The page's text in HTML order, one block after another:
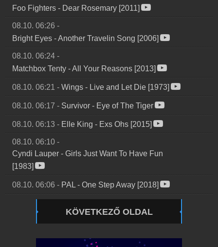
Foo Fighters - Dear Rosemary [2011]
08.10. 06:26 -
Bright Eyes -Another Travelin Song [2006]
08.10. 06:24 -
Matchbox Tenty -All Your Reasons [2013]
08.10. 06:21 - Wings - Live and Let Die [1973]
08.10. 06:17 - Survivor - Eye of The Tiger
08.10. 06:13 - Elle King - Exs Ohs [2015]
08.10. 06:10 -
Cyndi Lauper - Girls Just Want To Have Fun
[1983]
08.10. 06:06 - PAL - One Step Away [2018]
KÖVETKEZŐ OLDAL